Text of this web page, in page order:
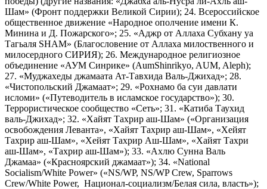
Шам» (Фронт поддержки Великой Сирии); 24. Всероссийское
общественное движение «Народное ополчение имени К.
Минина и Д. Пожарского»; 25. «Аджр от Аллаха Субхану уа
Тагьаля SHAM» (Благословение от Аллаха милоственного и
милосердного СИРИЯ); 26. Международное религиозное
объединение «АУМ Синрике» (AumShinrikyo, AUM, Aleph);
27. «Муджахеды джамаата Ат-Тавхида Валь-Джихад»; 28.
«Чистопольский Джамаат»; 29. «Рохнамо ба суи давлати
исломи» («Путеводитель в исламское государство»); 30.
Террористическое сообщество «Сеть»; 31. «Катиба Таухид
валь-Джихад»; 32. «Хайят Тахрир аш-Шам» («Организация
освобождения Леванта», «Хайят Тахрир аш-Шам», «Хейят
Тахрир аш-Шам», «Хейят Тахрир Аш-Шам», «Хайят Тахри
аш-Шам», «Тахрир аш-Шам»); 33. «Ахлю Сунна Валь
Джамаа» («Красноярский джамаат»); 34. «National
Socialism/White Power» («NS/WP, NS/WP Crew, Sparrows
Crew/White Power, Национал-социализм/Белая сила, власть»);